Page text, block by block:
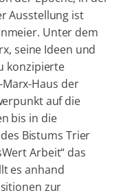
Ausstellung ist
Unter dem
seine Ideen und
konzipierte
Haus der
auf die
bis in die
Bistums Trier
Arbeit“ das
es anhand
zur